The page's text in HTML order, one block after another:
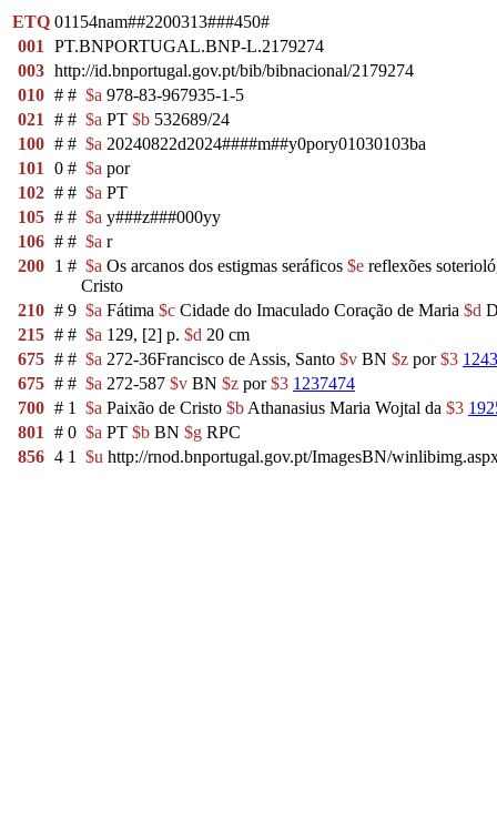
ETQ 01154nam##2200313###450#
001
PT.BNPORTUGAL.BNP-L.2179274
003 http://id.bnportugal.gov.pt/bib/bibnacional/2179274
010 # # $a 978-83-967935-1-5
021
# # $a PT $b 532689/24
100 # # $a 20240822d2024####m##y0pory01030103ba
101
0 # $a por
102 # # $a PT
105 # # $a y###z###000yy
106 # # $a r
200 1 # $a Os arcanos dos estigmas seráficos $e reflexões
Cristo
210 # 9 $a Fátima $c Cidade do Imaculado Coração de Maria $d
215 # # $a 129, [2] p. $d 20 cm
675 # # $a 272-36Francisco de Assis, Santo $v BN $z por$3
675 # # $a 272-587 $v BN $z por$3 1237474
700 # 1 $a Paixão de Cristo $b Athanasius Maria Wojtal da $3
801
# 0 $a PT $b BN $g RPC
856 4 1 $u http://rnod.bnportugal.gov.pt/ImagesBN/